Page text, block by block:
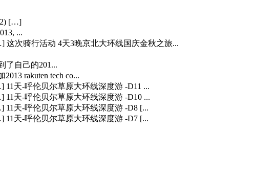
[…]
...
这次骑行活动 4天3晚京北大环线国庆金秋之旅...
了自己的201...
rakuten tech co...
11天-呼伦贝尔草原大环线深度游 -D11 ...
11天-呼伦贝尔草原大环线深度游 -D10 ...
11天-呼伦贝尔草原大环线深度游 -D8 [...
11天-呼伦贝尔草原大环线深度游 -D7 [...